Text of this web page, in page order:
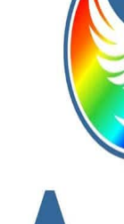
Primera
González